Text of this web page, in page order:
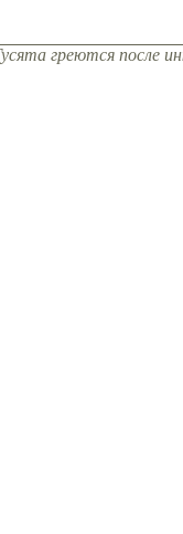
греются после